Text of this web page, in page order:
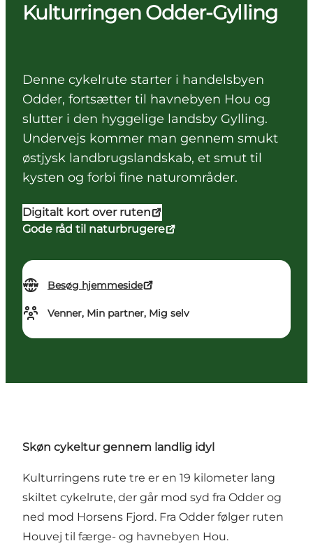
Kulturringen Odder-Gylling
Denne cykelrute starter i handelsbyen
Odder, fortsætter til havnebyen Hou og
slutter i den hyggelige landsby Gylling.
Undervejs kommer man gennem smukt
østjysk landbrugslandskab, et smut til
kysten og forbi fine naturområder.
Digitalt kort over ruten
Gode råd til naturbrugere
Besøg hjemmeside
Venner, Min partner, Mig selv
Skøn cykeltur gennem landlig idyl
Kulturringens rute tre er en 19 kilometer lang
skiltet cykelrute, der går mod syd fra Odder og
ned mod Horsens Fjord. Fra Odder følger ruten
Houvej til færge- og havnebyen Hou.